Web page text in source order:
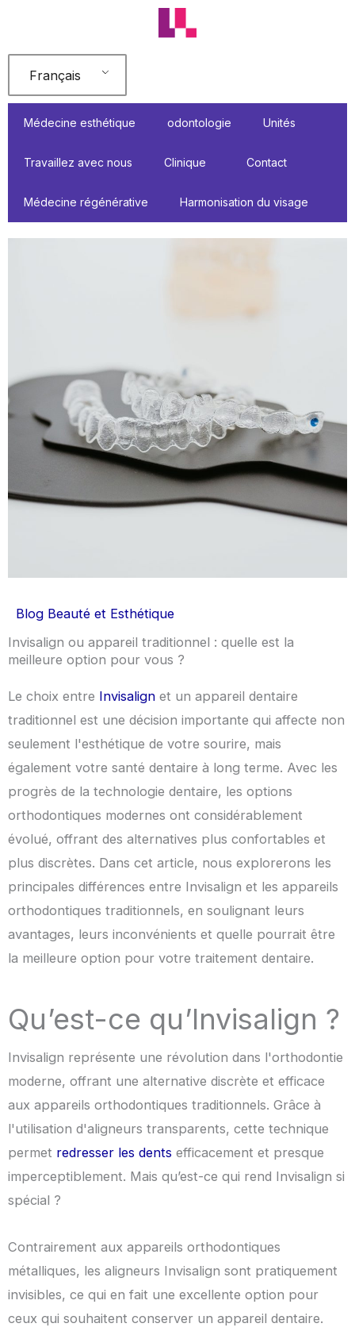
contenu
Français
Médecine esthétique odontologie Unités
Travaillez avec nous Clinique Contact
Médecine régénérative Harmonisation du visage
Blog Beauté et Esthétique
Invisalign ou appareil traditionnel : quelle est la
meilleure option pour vous ?
Le choix entre Invisalign et un appareil dentaire
traditionnel est une décision importante qui affecte non
seulement l'esthétique de votre sourire, mais
également votre santé dentaire à long terme. Avec les
progrès de la technologie dentaire, les options
orthodontiques modernes ont considérablement
évolué, offrant des alternatives plus confortables et
plus discrètes. Dans cet article, nous explorerons les
principales différences entre Invisalign et les appareils
orthodontiques traditionnels, en soulignant leurs
avantages, leurs inconvénients et quelle pourrait être
la meilleure option pour votre traitement dentaire.
Qu’est-ce qu’Invisalign ?
Invisalign représente une révolution dans l'orthodontie
moderne, offrant une alternative discrète et efficace
aux appareils orthodontiques traditionnels. Grâce à
l'utilisation d'aligneurs transparents, cette technique
permet redresser les dents efficacement et presque
imperceptiblement. Mais qu’est-ce qui rend Invisalign si
spécial ?
Contrairement aux appareils orthodontiques
métalliques, les aligneurs Invisalign sont pratiquement
invisibles, ce qui en fait une excellente option pour
ceux qui souhaitent conserver un appareil dentaire.